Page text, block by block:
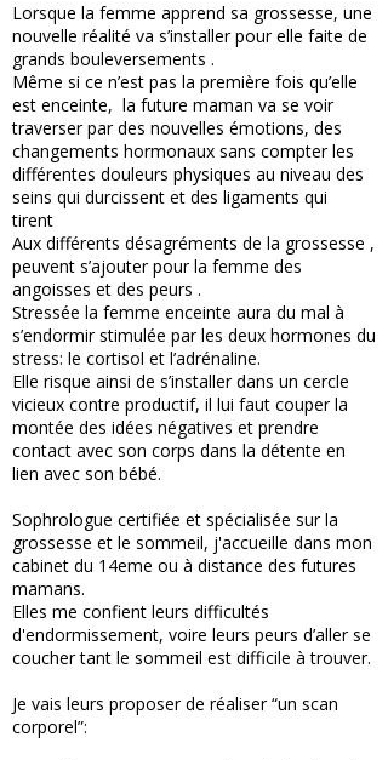
Lorsque la femme apprend sa grossesse, une
nouvelle réalité va s’installer pour elle faite de
grands bouleversements .
Même si ce n’est pas la première fois qu’elle
est enceinte, la future maman va se voir
traverser par des nouvelles émotions, des
changements hormonaux sans compter les
différentes douleurs physiques au niveau des
seins qui durcissent et des ligaments qui
tirent
Aux différents désagréments de la grossesse ,
peuvent s’ajouter pour la femme des
angoisses et des peurs .
Stressée la femme enceinte aura du mal à
s’endormir stimulée par les deux hormones du
stress: le cortisol et l’adrénaline.
Elle risque ainsi de s’installer dans un cercle
vicieux contre productif, il lui faut couper la
montée des idées négatives et prendre
contact avec son corps dans la détente en
lien avec son bébé.
Sophrologue certifiée et spécialisée sur la
grossesse et le sommeil, j'accueille dans mon
cabinet du 14eme ou à distance des futures
mamans.
Elles me confient leurs difficultés
d'endormissement, voire leurs peurs d’aller se
coucher tant le sommeil est difficile à trouver.
Je vais leurs proposer de réaliser “un scan
corporel”: